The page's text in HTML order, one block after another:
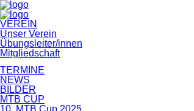
Navigation
überspringen
VEREIN
Unser Verein
Übungsleiter/innen
Mitgliedschaft
TERMINE
NEWS
BILDER
MTB CUP
10. MTB Cup 2025